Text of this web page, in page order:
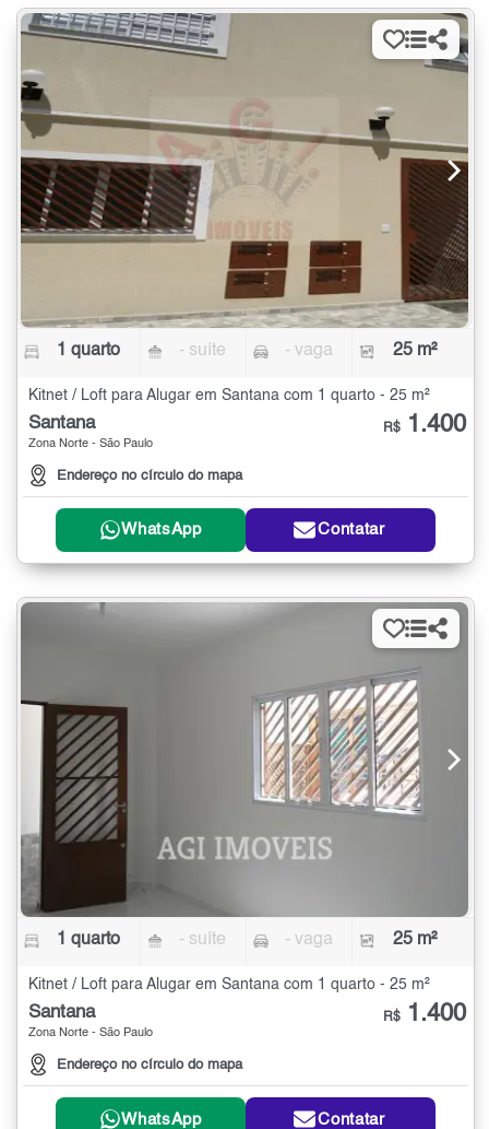
1 quarto - suíte - vaga 25 m²
Kitnet / Loft para Alugar em Santana com 1 quarto - 25 m²
Santana
Zona Norte - São Paulo
Endereço no círculo do mapa
R$ 1.400
WhatsApp Contatar
1 quarto - suíte - vaga 25 m²
Kitnet / Loft para Alugar em Santana com 1 quarto - 25 m²
Santana
Zona Norte - São Paulo
Endereço no círculo do mapa
R$ 1.400
WhatsApp Contatar